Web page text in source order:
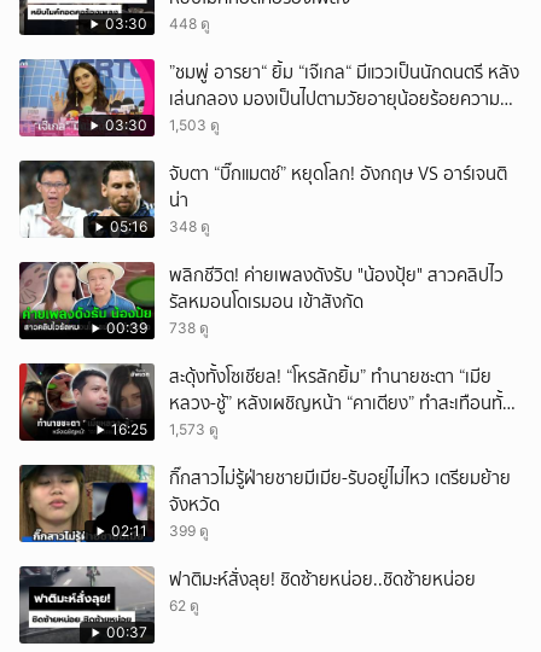
03:30 448 ดู
03:30
”ชมพู่ อารยา“ ยิ้ม “เจ๊เกล“ มีแววเป็นนักดนตรี หลัง
เล่นกลอง มองเป็นไปตามวัยอายุน้อยร้อยความ
สามารถ
1,503 ดู
05:16
จับตา “บิ๊กแมตช์” หยุดโลก! อังกฤษ VS อาร์เจนติ
น่า
348 ดู
00:39
พลิกชีวิต! ค่ายเพลงดังรับ "น้องปุ้ย" สาวคลิปไว
รัลหมอนโดเรมอน เข้าสังกัด
738 ดู
16:25
สะดุ้งทั้งโซเชียล! “โหรลักยิ้ม” ทำนายชะตา “เมีย
หลวง-ชู้” หลังเผชิญหน้า “คาเตียง” ทำสะเทือนทั้ง
ประเทศ
1,573 ดู
02:11
กิ๊กสาวไม่รู้ฝ่ายชายมีเมีย-รับอยู่ไม่ไหว เตรียมย้าย
จังหวัด
399 ดู
00:37
ฟาติมะห์สั่งลุย! ชิดซ้ายหน่อย..ชิดซ้ายหน่อย
62 ดู
ยกเลิก